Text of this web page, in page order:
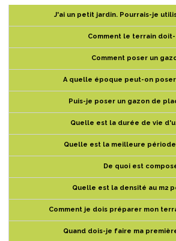
J'ai un petit jardin. Pourrais-je
Comment le terrain
Comment poser un
A quelle époque peut-on
Puis-je poser un gazon de
Quelle est la durée de vie
Quelle est la meilleure période
De quoi est
Quelle est la densité au m2
Comment je dois préparer mon
Quand dois-je faire ma